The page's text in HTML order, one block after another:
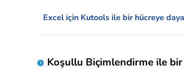
Excel için Kutools ile bir hücreye
Koşullu Biçimlendirme ile bir